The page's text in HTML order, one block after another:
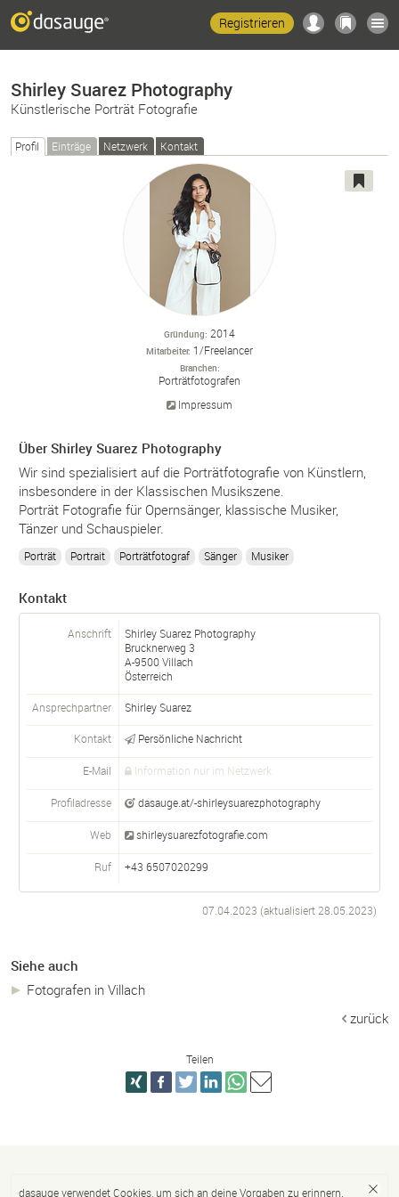
Registrieren
Shirley Suarez Photography
Künstlerische Porträt Fotografie
Profil Einträge Netzwerk Kontakt
Gründung 2014
Mitarbeiter 1/Freelancer
Branchen
Porträtfotografen
Impressum
Über Shirley Suarez Photography
Wir sind spezialisiert auf die Porträtfotografie von Künstlern,
insbesondere in der Klassischen Musikszene.
Porträt Fotografie für Opernsänger, klassische Musiker,
Tänzer und Schauspieler.
Porträt Portrait Porträtfotograf Sänger Musiker
Kontakt
Anschrift
Shirley Suarez Photography
Brucknerweg 3
A-9500Villach
Österreich
Ansprechpartner Shirley Suarez
Kontakt Persönliche Nachricht
E-Mail Information nur im Netzwerk
Profiladresse dasauge.at/-shirleysuarezphotography
Web shirleysuarezfotografie.com
Ruf +43 6507020299
07.04.2023 (aktualisiert 28.05.2023)
Siehe auch
Fotografen in Villach
zurück
Teilen
dasauge verwendet Cookies, um sich an deine Vorgaben zu erinnern.